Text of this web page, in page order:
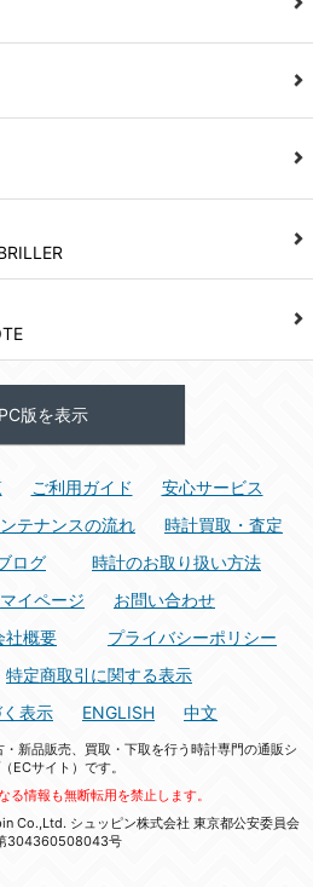
PC版を表示
ご利用ガイド
安心サービス
テナンスの流れ
時計買取・査定
ログ
時計のお取り扱い方法
マイページ
お問い合わせ
社概要
プライバシーポリシー
特定商取引に関する表示
表示
ENGLISH 中文
新品販売、買取・下取を行う時計専門の通販シ
ECサイト）です。
る情報も無断転用を禁止します。
Co.,Ltd. シュッピン株式会社 東京都公安委員会
304360508043号